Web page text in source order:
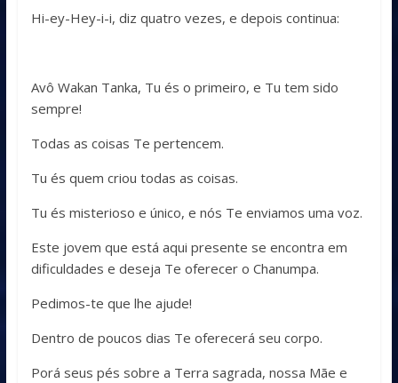
Hi-ey-Hey-i-i, diz quatro vezes, e depois continua:
Avô Wakan Tanka, Tu és o primeiro, e Tu tem sido
sempre!
Todas as coisas Te pertencem.
Tu és quem criou todas as coisas.
Tu és misterioso e único, e nós Te enviamos uma voz.
Este jovem que está aqui presente se encontra em
dificuldades e deseja Te oferecer o Chanumpa.
Pedimos-te que lhe ajude!
Dentro de poucos dias Te oferecerá seu corpo.
Porá seus pés sobre a Terra sagrada, nossa Mãe e